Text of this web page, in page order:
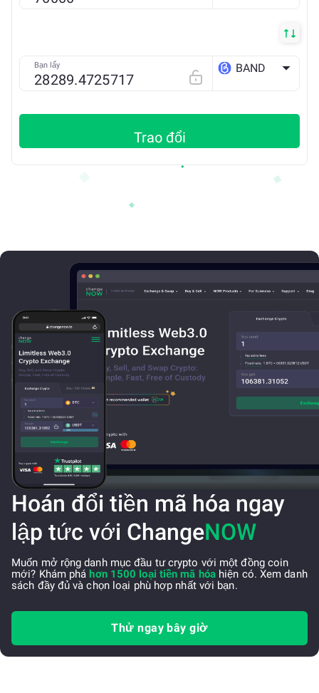
Bạn lấy BAND
Trao đổi
Hoán đổi tiền mã hóa ngay
lập tức với ChangeNOW
Muốn mở rộng danh mục đầu tư crypto với một đồng coin
mới? Khám pháhơn 1500 loại tiền mã hóahiện có. Xem danh
sách đầy đủ và chọn loại phù hợp nhất với bạn.
Thử ngay bây giờ